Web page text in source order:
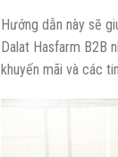
Hướng dẫn này sẽ
Dalat Hasfarm B2B
khuyến mãi và các